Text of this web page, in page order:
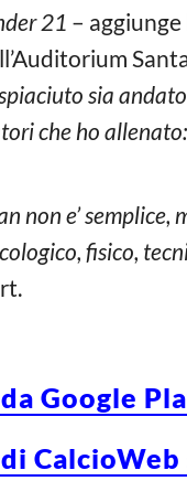
21 –
sia
che ho
non e’
fisico,
da Google